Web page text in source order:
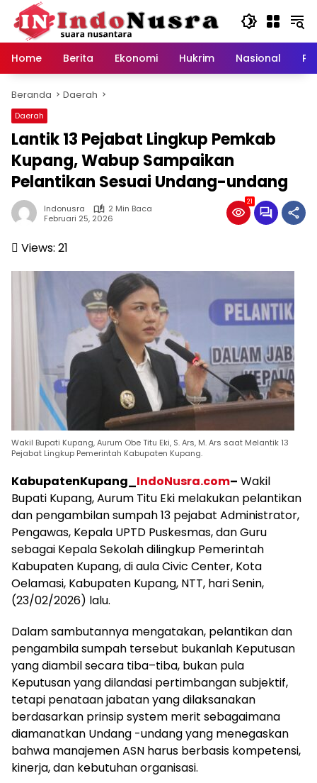
Langsung
konten
Home
Berita Ekonomi Hukrim Nasional
Beranda Daerah
Daerah
Lantik 13 Pejabat Lingkup Pemkab
Kupang, Wabup Sampaikan
Pelantikan Sesuai Undang-undang
Indonusra
2 Min Baca
Februari 25, 2026
21
Views: 21
Wakil Bupati Kupang, Aurum Obe Titu Eki, S. Ars, M. Ars saat Melantik 13
Pejabat Lingkup Pemerintah Kabupaten Kupang.
KabupatenKupang_IndoNusra.com– Wakil
Bupati Kupang, Aurum Titu Eki melakukan pelantikan
dan pengambilan sumpah 13 pejabat Administrator,
Pengawas, Kepala UPTD Puskesmas, dan Guru
sebagai Kepala Sekolah dilingkup Pemerintah
Kabupaten Kupang, di aula Civic Center, Kota
Oelamasi, Kabupaten Kupang, NTT, hari Senin,
(23/02/2026) lalu.
Dalam sambutannya mengatakan, pelantikan dan
pengambila sumpah tersebut bukanlah Keputusan
yang diambil secara tiba–tiba, bukan pula
Keputusan yang dilandasi pertimbangan subjektif,
tetapi penataan jabatan yang dilaksanakan
berdasarkan prinsip system merit sebagaimana
diamanatkan Undang -undang yang menegaskan
bahwa manajemen ASN harus berbasis kompetensi,
kinerja, dan kebutuhan organisasi.